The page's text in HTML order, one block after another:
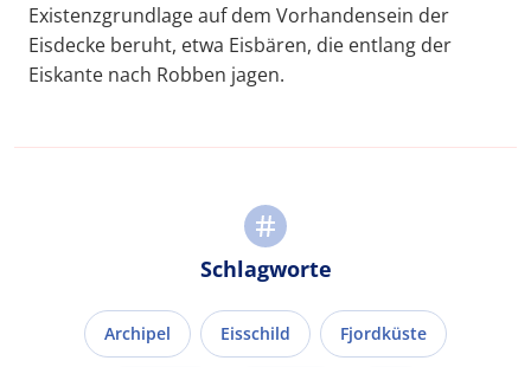
Existenzgrundlage auf dem Vorhandensein der
Eisdecke beruht, etwa Eisbären, die entlang der
Eiskante nach Robben jagen.
Schlagworte
Archipel Eisschild Fjordküste